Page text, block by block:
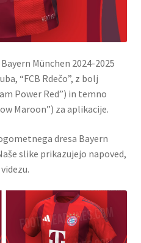
München 2024-2025
“FCB Rdečo”, z bolj
Power Red”) in temno
Maroon”) za aplikacije.
dresa Bayern
slike prikazujejo napoved,